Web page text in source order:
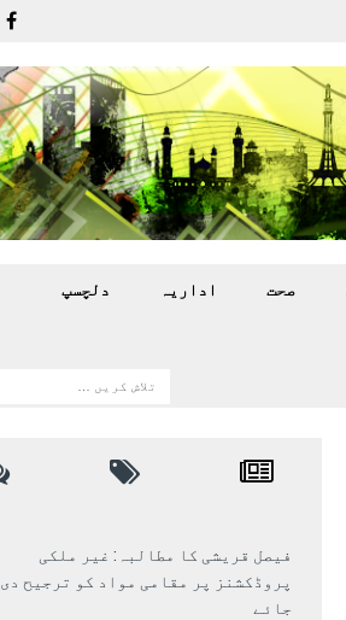
صحت اداريہ دلچسپ
فیصل قریشی کا مطالبہ: غیر ملکی
پروڈکشنز پر مقامی مواد کو ترجیح دی
جائے